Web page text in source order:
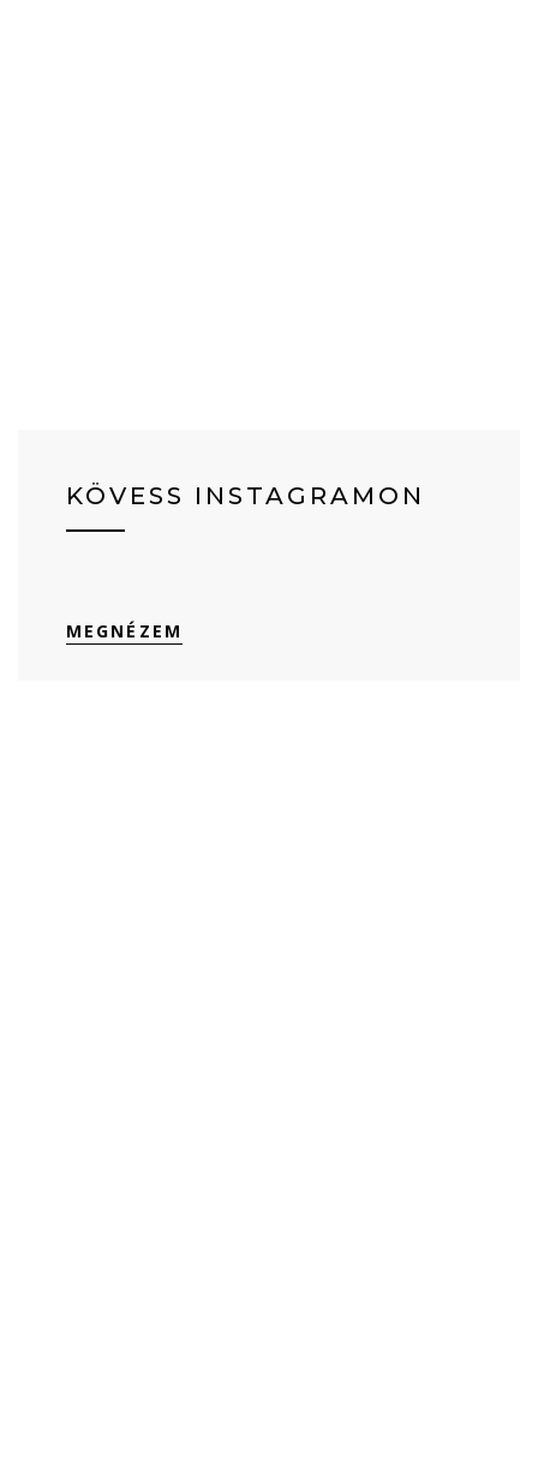
KÖVESS INSTAGRAMON
MEGNÉZEM